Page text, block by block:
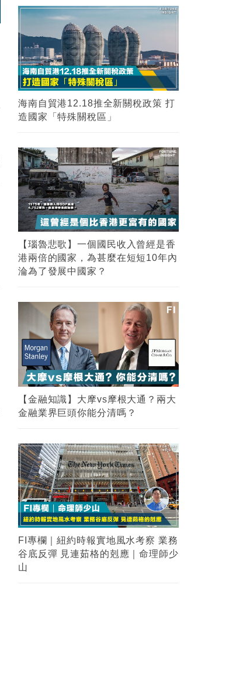
海南自貿港12.18推全新關稅政策 打
造國家「特殊關稅區」
【瑙魯悲歌】一個國民收入曾經是香
港兩倍的國家，為甚麼在短短10年內
淪為了發展中國家？
【金融知識】大摩vs摩根大通？兩大
金融業界巨頭你能分清嗎？
FI專欄｜紐約時報實地風水考察 業務
谷底反彈 見連茹格的剋應｜命理師少
山